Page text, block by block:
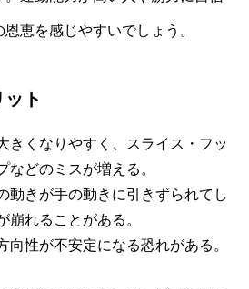
恵を感じやすいでしょう。
ト
きくなりやすく、スライス・フッ
などのミスが増える。
動きが手の動きに引きずられてし
崩れることがある。
向性が不安定になる恐れがある。